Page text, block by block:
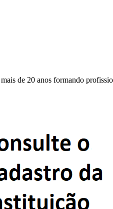
de 20 anos formando